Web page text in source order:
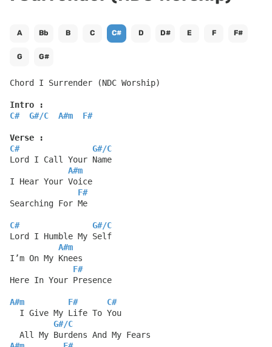
A Bb B C C# D D# E F F#
G G#
Chord I Surrender (NDC Worship)
Intro :
C#
G#/C A#m F#
Verse :
C#
G#/C
Lord I Call Your Name
A#m
I Hear Your Voice
F#
Searching For Me
C# G#/C
Lord I Humble My Self
A#m
I’m On My Knees
F#
Here In Your Presence
A#m F#
C#
  I Give My Life To You
G#/C
  All My Burdens And My Fears